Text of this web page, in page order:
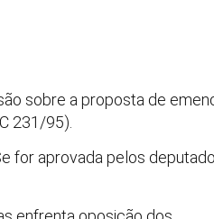
sobre a proposta de
231/95).
for aprovada pelos